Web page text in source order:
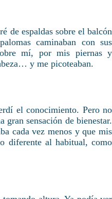
de espaldas sobre el balcón
caminaban con sus
mí, por mis piernas y
y me picoteaban.
el conocimiento. Pero no
gran sensación de bienestar.
cada vez menos y que mis
diferente al habitual, como